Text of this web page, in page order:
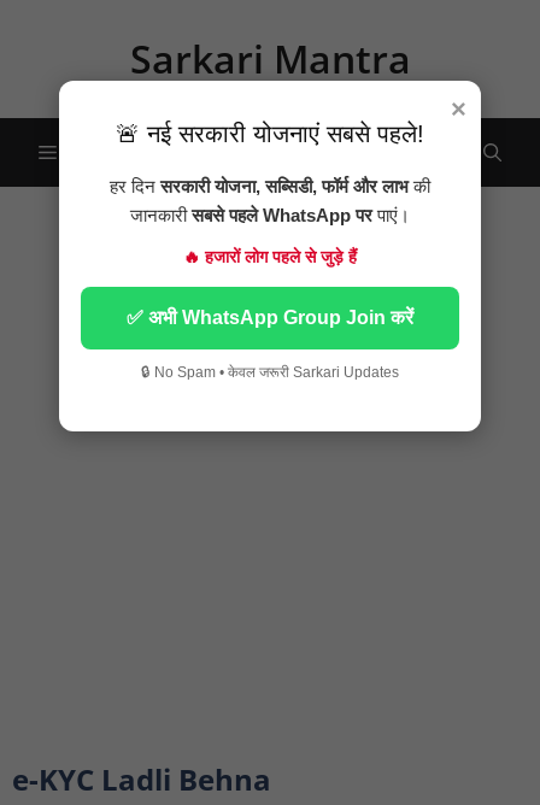
content
Sarkari Mantra
Menu
e-KYC Ladli Behna
×
🚨 नई सरकारी योजनाएं सबसे पहले!
हर दिनसरकारी योजना, सब्सिडी, फॉर्म और लाभकी
जानकारीसबसे पहले WhatsApp परपाएं।
🔥 हजारों लोग पहले से जुड़े हैं
✅ अभी WhatsApp Group Join करें
🔒 No Spam • केवल जरूरी Sarkari Updates